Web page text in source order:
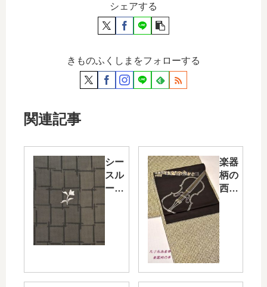
シェアする
きものふくしまをフォローする
関連記事
シー
スル
ーの
地・
楽器
柄の
西陣
織名
古屋
帯で
大人
の着
ーデ